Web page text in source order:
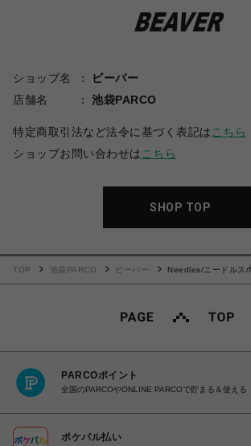
ショップ名
ビーバー
店舗名
池袋PARCO
特定商取引法など法令に基づく表記は こちら
ショップお問い合わせは こちら
SHOP TOP
TOP 池袋PARCO ビーバー
Needles/ニードルス/
PARCOポイント
全国のPARCOやONLINE PARCOで貯まる＆使える
ポケパル払い